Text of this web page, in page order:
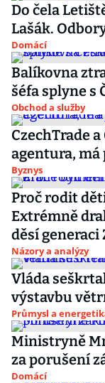
Do čela
Lašák.
Domácí
Balíkovna
šéfa splyne s
Obchod a služby
CzechTrade
agentura,
Byznys
Proč rodit
Extrémně
děsí generaci
Názory a analýzy
Vláda
výstavbu
Průmysl a
Ministryně
za porušení
Domácí